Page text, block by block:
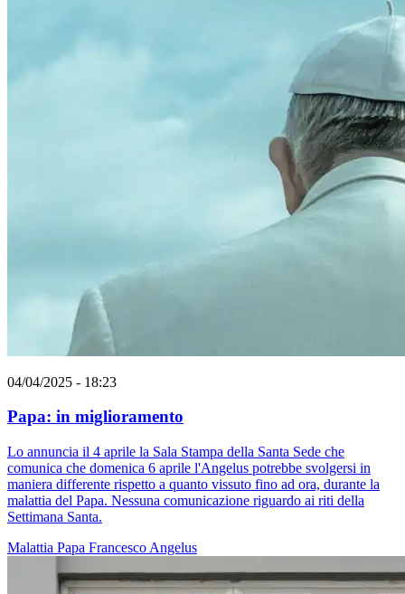
04/04/2025 - 18:23
Papa: in miglioramento
Lo annuncia il 4 aprile la Sala Stampa della Santa Sede che
comunica che domenica 6 aprile l'Angelus potrebbe svolgersi in
maniera differente rispetto a quanto vissuto fino ad ora, durante la
malattia del Papa. Nessuna comunicazione riguardo ai riti della
Settimana Santa.
Malattia Papa Francesco Angelus